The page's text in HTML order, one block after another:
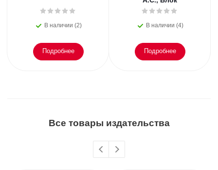
В наличии (2)
Подробнее
В наличии (4)
Подробнее
Все товары издательства